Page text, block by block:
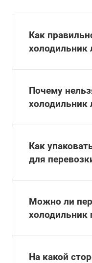
Как
холодильник
Почему
холодильник
Как
для
Можно ли
холодильник
На какой